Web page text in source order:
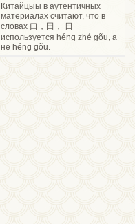
Китайцыы в аутентичных
материалах считают, что в
словах 口，田， 日
используется héng zhé gõu, а
не héng gõu.